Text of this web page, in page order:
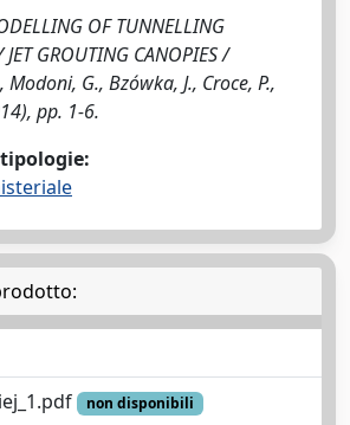
OF TUNNELLING
JET GROUTING CANOPIES /
G., Bzówka, J., Croce, P.,
pp. 1-6.
non disponibili